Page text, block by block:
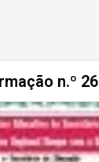
n.º 26